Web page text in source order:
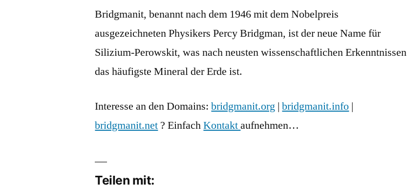
Bridgmanit, benannt nach dem 1946 mit dem Nobelpreis
ausgezeichneten Physikers Percy Bridgman, ist der neue Name für
Silizium-Perowskit, was nach neusten wissenschaftlichen Erkenntnissen
das häufigste Mineral der Erde ist.
Interesse an den Domains:bridgmanit.org |bridgmanit.info |
bridgmanit.net ? EinfachKontaktaufnehmen…
Teilen mit: